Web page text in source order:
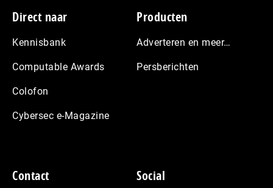
Footer
Direct naar
Kennisbank
Computable Awards
Colofon
Cybersec e-Magazine
Producten
Adverteren en meer…
Persberichten
Contact Social